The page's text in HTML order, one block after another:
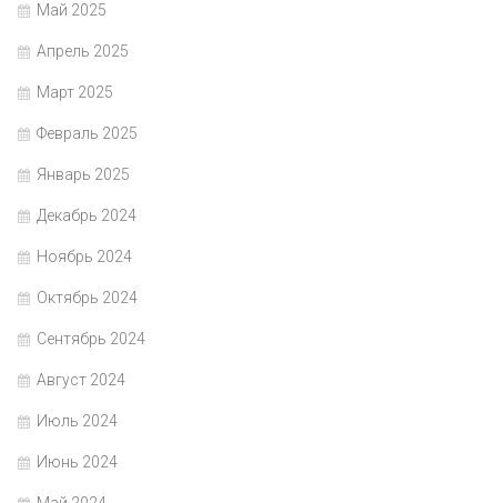
Май 2025
Апрель 2025
Март 2025
Февраль 2025
Январь 2025
Декабрь 2024
Ноябрь 2024
Октябрь 2024
Сентябрь 2024
Август 2024
Июль 2024
Июнь 2024